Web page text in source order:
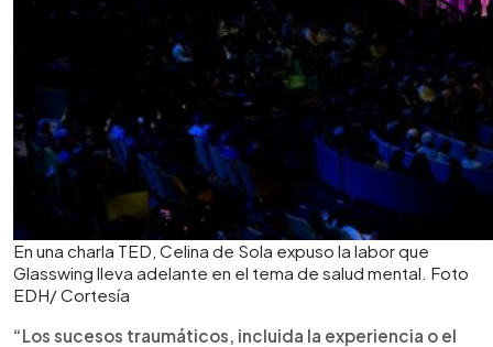
En una charla TED, Celina de Sola expuso la labor que
Glasswing lleva adelante en el tema de salud mental. Foto
EDH/ Cortesía
“Los sucesos traumáticos, incluida la experiencia o el